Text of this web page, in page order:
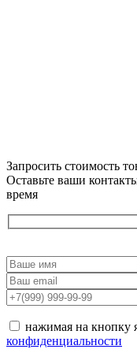
Запросить стоимость
Оставьте ваши
время
нажимая на кнопку
конфиденциальности